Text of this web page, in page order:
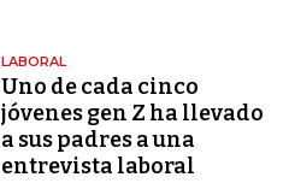
LABORAL
Uno de cada cinco
jóvenes gen Z ha llevado
a sus padres a una
entrevista laboral